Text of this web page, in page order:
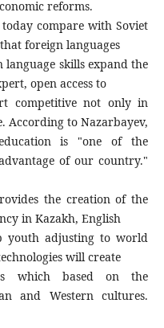
reforms.
compare with Soviet
foreign languages
language skills expand the
open access to
competitive not only in
According to Nazarbayev,
is "one of the
of our country."
the creation of the
in Kazakh, English
youth adjusting to world
will create
which based on the
and Western cultures.